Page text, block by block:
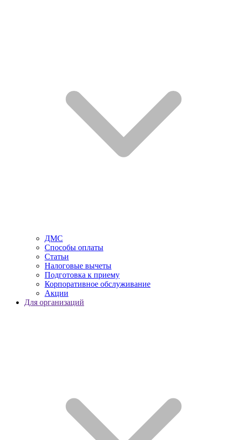
ДМС
Способы оплаты
Статьи
Налоговые вычеты
Подготовка к приему
Корпоративное обслуживание
Акции
Для организаций